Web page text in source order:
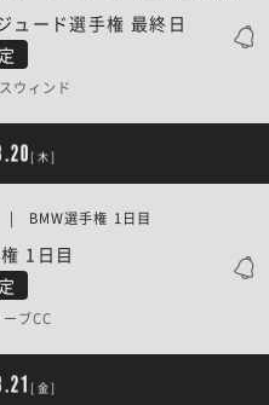
ュード選手権 最終日
ウィンド
[木]
1日目
| BMW選手権 1日目
ブCC
[金]